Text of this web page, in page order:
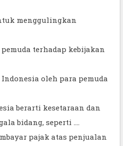
menggulingkan
terhadap kebijakan
oleh para pemuda
berarti kesetaraan dan
bidang, seperti ....
pajak atas penjualan